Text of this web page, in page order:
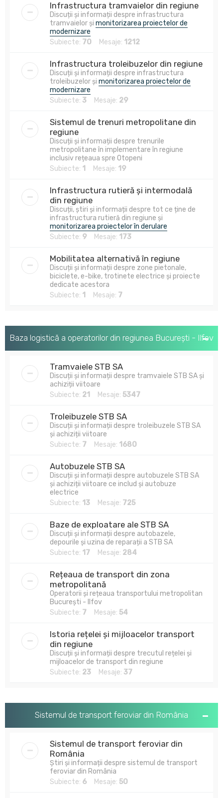
Infrastructura tramvaielor din regiune
Discuții și informații despre infrastructura
tramvaielor și monitorizarea proiectelor de
modernizare
Subiecte: 70 Mesaje: 1212
Infrastructura troleibuzelor din regiune
Discuții și informații despre infrastructura
troleibuzelor și monitorizarea proiectelor de
modernizare
Subiecte: 3 Mesaje: 29
Sistemul de trenuri metropolitane din
regiune
Discuții și informații despre trenurile
metropolitane în implementare în regiune
inclusiv rețeaua spre Otopeni
Subiecte: 1 Mesaje: 19
Infrastructura rutieră și intermodală
din regiune
Discuții, știri și informații despre tot ce ține de
infrastructura rutieră din regiune și
monitorizarea proiectelor în derulare
Subiecte: 9 Mesaje: 173
Mobilitatea alternativă în regiune
Discuții și informații despre zone pietonale,
biciclete, e-bike, trotinete electrice și proiecte
dedicate acestora
Subiecte: 1 Mesaje: 7
Baza logistică a operatorilor din regiunea București - Ilfov
Tramvaiele STB SA
Discuții și informații despre tramvaiele STB SA și
achiziții viitoare
Subiecte: 21 Mesaje: 5347
Troleibuzele STB SA
Discuții și informații despre troleibuzele STB SA
și achiziții viitoare
Subiecte: 7 Mesaje: 1680
Autobuzele STB SA
Discuții și informații despre autobuzele STB SA
și achiziții viitoare ce includ și autobuze
electrice
Subiecte: 13 Mesaje: 725
Baze de exploatare ale STB SA
Discuții și informații despre autobazele,
depourile și uzina de reparații a STB SA
Subiecte: 17 Mesaje: 284
Rețeaua de transport din zona
metropolitană
Operatorii și rețeaua transportului metropolitan
București - Ilfov
Subiecte: 7 Mesaje: 54
Istoria rețelei și mijloacelor transport
din regiune
Discuții și informații despre trecutul rețelei și
mijloacelor de transport din regiune
Subiecte: 23 Mesaje: 37
Sistemul de transport feroviar din România
Sistemul de transport feroviar din
România
Știri și informații despre sistemul de transport
feroviar din România
Subiecte: 6 Mesaje: 50